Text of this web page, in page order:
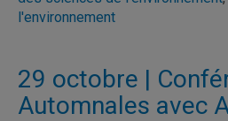
l'environnement
29 octobre |
Automnales avec